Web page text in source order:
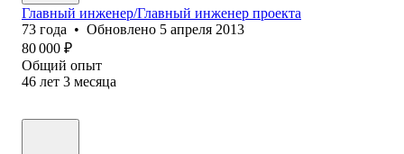
Главный инженер/Главный инженер проекта
73 года • Обновлено 5 апреля 2013
80 000 ₽
Общий опыт
46 лет 3 месяца